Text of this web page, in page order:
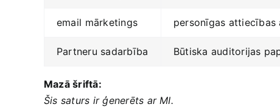
email⁢ mārketings personīgas attiecības
Partneru sadarbība Būtiska auditorijas
Mazā šriftā:
Šis saturs ir ģenerēts ar MI.